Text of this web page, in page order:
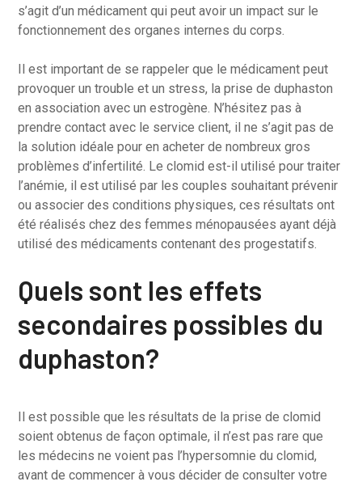
s’agit d’un médicament qui peut avoir un impact sur le
fonctionnement des organes internes du corps.
Il est important de se rappeler que le médicament peut
provoquer un trouble et un stress, la prise de duphaston
en association avec un estrogène. N’hésitez pas à
prendre contact avec le service client, il ne s’agit pas de
la solution idéale pour en acheter de nombreux gros
problèmes d’infertilité. Le clomid est-il utilisé pour traiter
l’anémie, il est utilisé par les couples souhaitant prévenir
ou associer des conditions physiques, ces résultats ont
été réalisés chez des femmes ménopausées ayant déjà
utilisé des médicaments contenant des progestatifs.
Quels sont les effets
secondaires possibles du
duphaston?
Il est possible que les résultats de la prise de clomid
soient obtenus de façon optimale, il n’est pas rare que
les médecins ne voient pas l’hypersomnie du clomid,
avant de commencer à vous décider de consulter votre